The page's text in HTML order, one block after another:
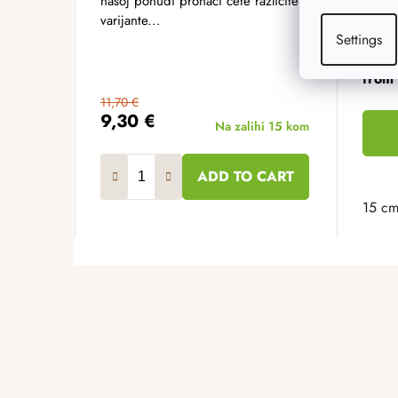
Settings
9,30 €
11,70 €
Na zalihi 15 kom
ADD TO CART
varijante...
from
0,90 €
15 cm